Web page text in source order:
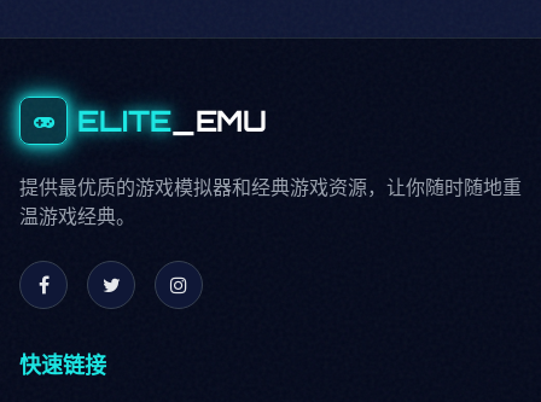
ELITE _EMU
提供最优质的游戏模拟器和经典游戏资源，让你随时随地重
温游戏经典。
快速链接